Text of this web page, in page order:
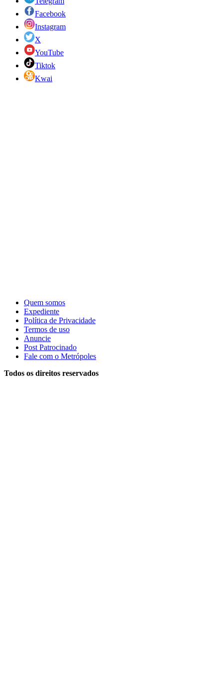
Facebook
Instagram
X
YouTube
Tiktok
Kwai
Quem somos
Expediente
Política de Privacidade
Termos de uso
Anuncie
Post Patrocinado
Fale com o Metrópoles
Todos os direitos reservados